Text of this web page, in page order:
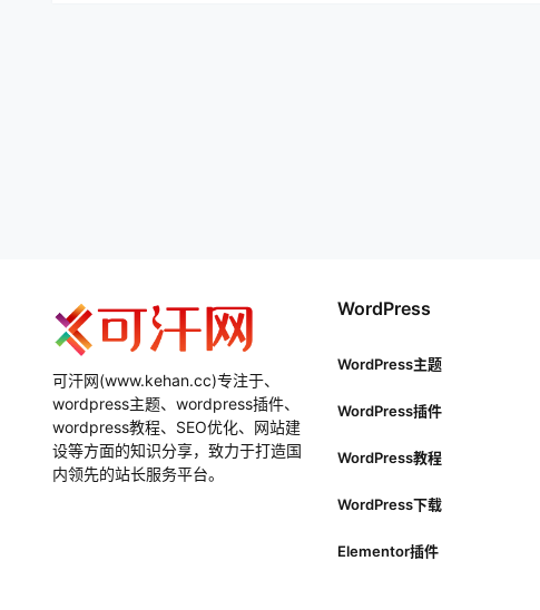
可汗网(www.kehan.cc)专注于、
wordpress主题、wordpress插件、
wordpress教程、SEO优化、网站建
设等方面的知识分享，致力于打造国
内领先的站长服务平台。
WordPress
WordPress主题
WordPress插件
WordPress教程
WordPress下载
Elementor插件